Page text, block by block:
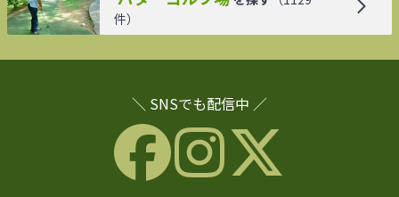
件）
＼ SNSでも配信中 ／